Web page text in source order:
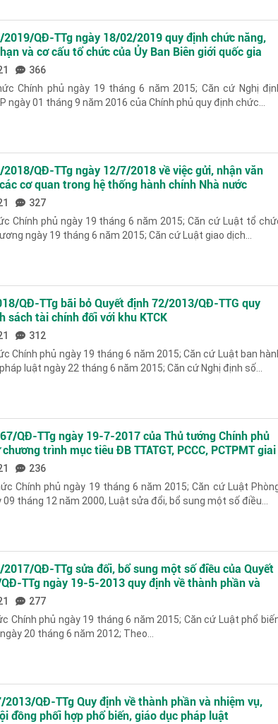
2019/QĐ-TTg ngày 18/02/2019 quy định chức năng,
và cơ cấu tổ chức của Ủy Ban Biên giới quốc gia
giao
366
Chính phủ ngày 19 tháng 6 năm 2015; Căn cứ Nghị
ngày 01 tháng 9 năm 2016 của Chính phủ quy định chức...
2018/QĐ-TTg ngày 12/7/2018 về việc gửi, nhận văn
cơ quan trong hệ thống hành chính Nhà nước
327
Chính phủ ngày 19 tháng 6 năm 2015; Căn cứ Luật tổ
ngày 19 tháng 6 năm 2015; Căn cứ Luật giao dịch...
QĐ-TTg bãi bỏ Quyết định 72/2013/QĐ-TTG quy
sách tài chính đối với khu KTCK
312
Chính phủ ngày 19 tháng 6 năm 2015; Căn cứ Luật ban
luật ngày 22 tháng 6 năm 2015; Căn cứ Nghị định số...
QĐ-TTg ngày 19-7-2017 của Thủ tướng Chính phủ
trình mục tiêu ĐB TTATGT, PCCC, PCTPMT giai
236
Chính phủ ngày 19 tháng 6 năm 2015; Căn cứ Luật
tháng 12 năm 2000, Luật sửa đổi, bổ sung một số điều...
QĐ-TTg sửa đổi, bổ sung một số điều của Quyết
TTg ngày 19-5-2013 quy định về thành phần và
của HĐPH phổ biến, GDPL
277
Chính phủ ngày 19 tháng 6 năm 2015; Căn cứ Luật phổ
20 tháng 6 năm 2012; Theo...
2013/QĐ-TTg Quy định về thành phần và nhiệm vụ,
đồng phối hợp phổ biến, giáo dục pháp luật